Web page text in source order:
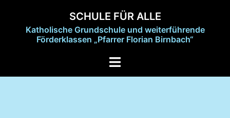
springen
SCHULE FÜR ALLE
Katholische Grundschule und weiterführende
Förderklassen „Pfarrer Florian Birnbach“
Menü